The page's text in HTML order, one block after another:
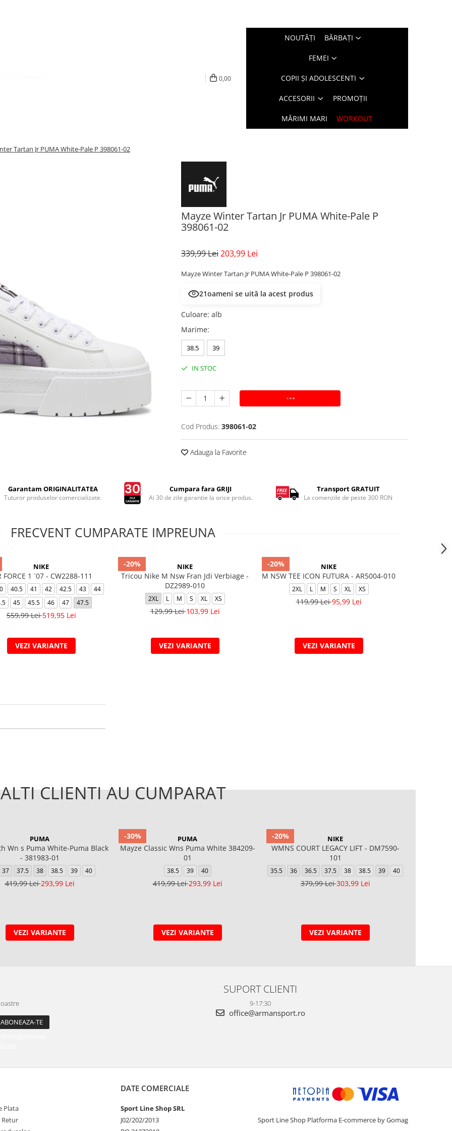
0,00
NOUTĂŢI BĂRBAŢI
FEMEI
COPII ȘI ADOLESCENTI
ACCESORII PROMOȚII
MĂRIMI MARI WORKOUT
Tartan Jr PUMA White-Pale P 398061-02
Mayze Winter Tartan Jr PUMA White-Pale P
398061-02
339,99 Lei203,99 Lei
Mayze Winter Tartan Jr PUMA White-Pale P 398061-02
21oameni se uită la acest produs
Culoare: alb
Marime:
38.5 39
IN STOC
ADAUGA IN COS
Cod Produs: 398061-02
Adauga la Favorite
Garantam ORIGINALITATEA
Tuturor produselor comercializate.
Cumpara fara GRIJI
Ai 30 de zile garantie la orice produs.
Transport GRATUIT
La comenzile de peste 300 RON
FRECVENT CUMPARATE IMPREUNA
NIKE
FORCE 1 `07 - CW2288-111
40.5 41 42 42.5 43
44
45 45.5 46 47 47.5
559,99 Lei519,95 Lei
VEZI VARIANTE
-20% NIKE
Tricou Nike M Nsw Fran Jdi Verbiage -
DZ2989-010
2XL L M S XL XS
129,99 Lei103,99 Lei
VEZI VARIANTE
-20% NIKE
M NSW TEE ICON FUTURA - AR5004-010
2XL L M S XL XS
119,99 Lei95,99 Lei
VEZI VARIANTE
ALTI CLIENTI AU CUMPARAT
PUMA
Wn s Puma White-Puma Black
- 381983-01
37 37.5 38 38.5 39 40
419,99 Lei293,99 Lei
VEZI VARIANTE
-30% PUMA
Mayze Classic Wns Puma White 384209-
01
38.5 39 40
419,99 Lei293,99 Lei
VEZI VARIANTE
-20% NIKE
WMNS COURT LEGACY LIFT - DM7590-
101
35.5 36 36.5 37.5 38 38.5 39 40
379,99 Lei303,99 Lei
VEZI VARIANTE
magazinului.
SUPORT CLIENTI
9-17:30
office@armansport.ro
Plata
Retur
DATE COMERCIALE
Sport Line Shop SRL
J02/202/2013
Sport Line Shop Platforma E-commerce by Gomag